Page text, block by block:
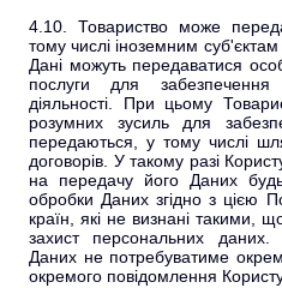
4.10. Товариство може
тому числі іноземним
Дані можуть передаватися
послуги для
діяльності. При цьому
розумних зусиль для
передаються, у тому числі
договорів. У такому разі
на передачу його Даних
обробки Даних згідно з цією
країн, які не визнані такими,
захист персональних даних.
Даних не потребуватиме
окремого повідомлення